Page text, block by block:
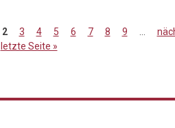
2 3 4 5 6 7 8 9
letzte Seite »